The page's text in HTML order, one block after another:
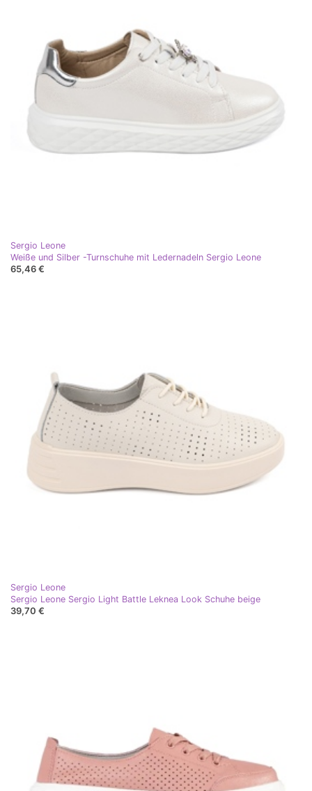
Sergio Leone
Weiße und Silber -Turnschuhe mit Ledernadeln Sergio Leone
65,46 €
Sergio Leone
Sergio Leone Sergio Light Battle Leknea Look Schuhe beige
39,70 €